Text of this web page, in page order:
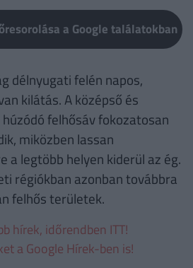
a Google találatokban
délnyugati felén napos,
kilátás. A középső és
felhősáv fokozatosan
miközben lassan
a legtöbb helyen kiderül az ég.
régiókban azonban továbbra
felhős területek.
hírek, időrendben ITT!
a Google Hírek-ben is!